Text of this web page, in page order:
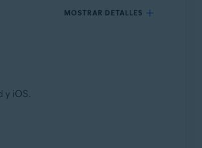
MOSTRAR DETALLES
y iOS.